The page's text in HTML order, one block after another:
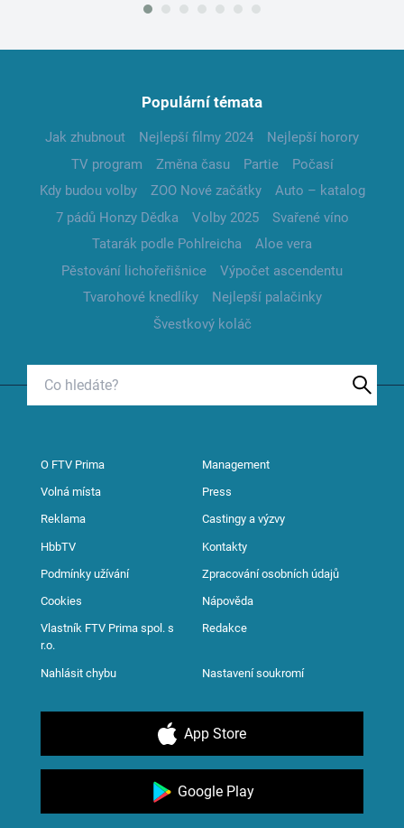
Populární témata
Jak zhubnout Nejlepší filmy 2024
Nejlepší horory
TV program
Změna času Partie
Počasí
Kdy budou volby
ZOO Nové začátky
Auto – katalog
7 pádů Honzy Dědka
Volby 2025
Svařené víno
Tatarák podle Pohlreicha
Aloe vera
Pěstování lichořeřišnice
Výpočet ascendentu
Tvarohové knedlíky
Nejlepší palačinky
Švestkový koláč
O FTV Prima Management
Volná místa Press
Reklama Castingy a výzvy
HbbTV Kontakty
Podmínky užívání Zpracování osobních údajů
Cookies Nápověda
Vlastník FTV Prima spol. s
r.o.
Redakce
Nahlásit chybu Nastavení soukromí
App Store
Google Play